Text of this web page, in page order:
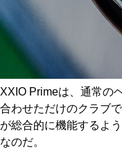
XXIO Primeは、通常の
合わせただけのクラブ
が総合的に機能するよ
なのだ。